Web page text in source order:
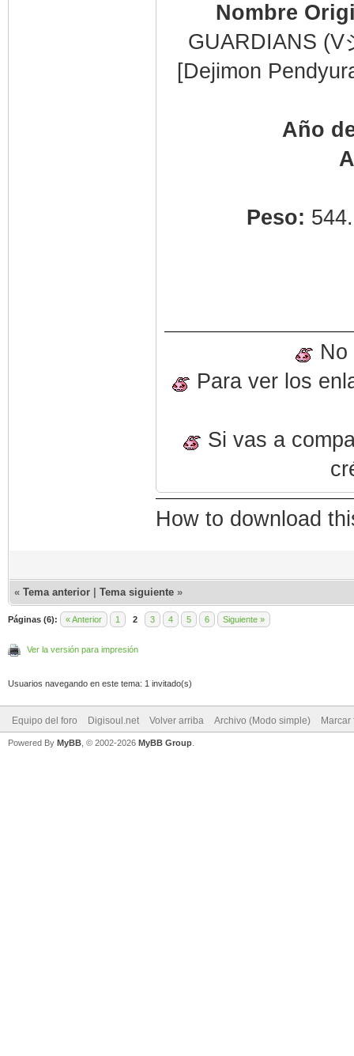
Nombre
GUARDIANS
[Dejimon
Año
Peso:
No
Para ver los
Si vas a
How to download
« Tema anterior Tema siguiente »
Páginas (6): « Anterior 1 2 3 4 5 6 Siguiente »
Ver la versión para impresión
Usuarios navegando en este tema: 1 invitado(s)
Equipo del foro Digisoul.net Volver arriba Archivo (Modo simple) Marcar
Powered By MyBB , © 2002-2026 MyBB Group